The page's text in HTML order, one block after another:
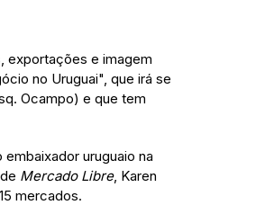
exportações e imagem
no Uruguai", que irá se
Ocampo) e que tem
uruguaio na
Mercado Libre, Karen
mercados.